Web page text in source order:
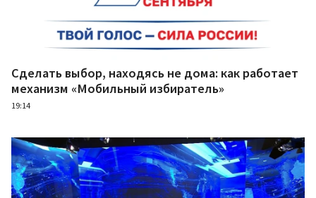
Сделать выбор, находясь не дома: как работает
механизм «Мобильный избиратель»
19:14